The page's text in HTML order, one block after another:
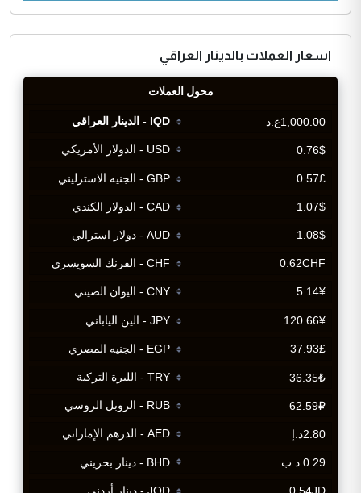
اسعار العملات بالدينار العراقي